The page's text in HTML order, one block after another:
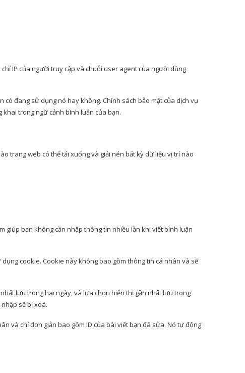
IP của người truy cập và chuỗi user agent của người dùng
đang sử dụng nó hay không. Chính sách bảo mật của dịch vụ
trong ngữ cảnh bình luận của bạn.
trang web có thể tải xuống và giải nén bất kỳ dữ liệu vị trí nào
giúp bạn không cần nhập thông tin nhiều lần khi viết bình luận
cookie. Cookie này không bao gồm thông tin cá nhân và sẽ
lưu trong hai ngày, và lựa chọn hiển thị gần nhất lưu trong
sẽ bị xoá.
và chỉ đơn giản bao gồm ID của bài viết bạn đã sửa. Nó tự động